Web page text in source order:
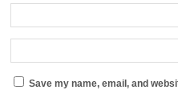
Save my name, email, and